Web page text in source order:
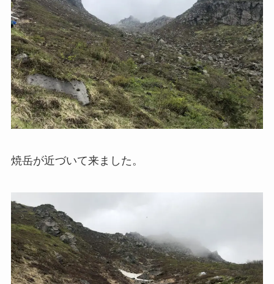
焼岳が近づいて来ました。